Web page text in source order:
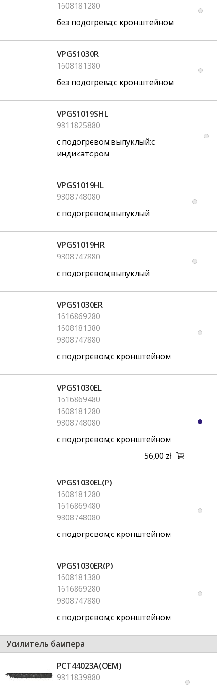
1608181280
без подогрева;с кронштейном
VPGS1030R
1608181380
без подогрева;с кронштейном
VPGS1019SHL
9811825880
с подогревом:выпуклый:с
индикатором
VPGS1019HL
9808748080
с подогревом;выпуклый
VPGS1019HR
9808747880
с подогревом;выпуклый
VPGS1030ER
1616869280
1608181380
9808747880
с подогревом;с кронштейном
VPGS1030EL
1616869480
1608181280
9808748080
с подогревом;с кронштейном
56,00 zł
VPGS1030EL(P)
1608181280
1616869480
9808748080
с подогревом;с кронштейном
VPGS1030ER(P)
1608181380
1616869280
9808747880
с подогревом;с кронштейном
Усилитель бампера
PCT44023A(OEM)
9811839880